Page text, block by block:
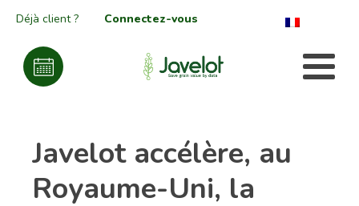
Déjà client ? Connectez-vous
Javelot accélère, au
Royaume-Uni, la